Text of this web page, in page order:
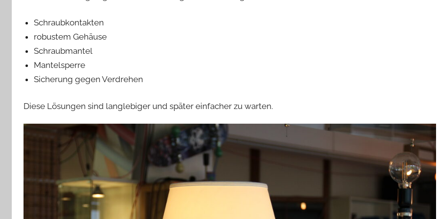
Schraubkontakten
robustem Gehäuse
Schraubmantel
Mantelsperre
Sicherung gegen Verdrehen
Diese Lösungen sind langlebiger und später einfacher zu warten.